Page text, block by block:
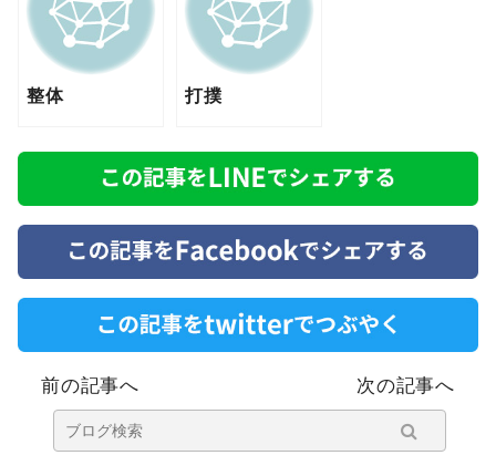
整体 打撲
前の記事へ 次の記事へ